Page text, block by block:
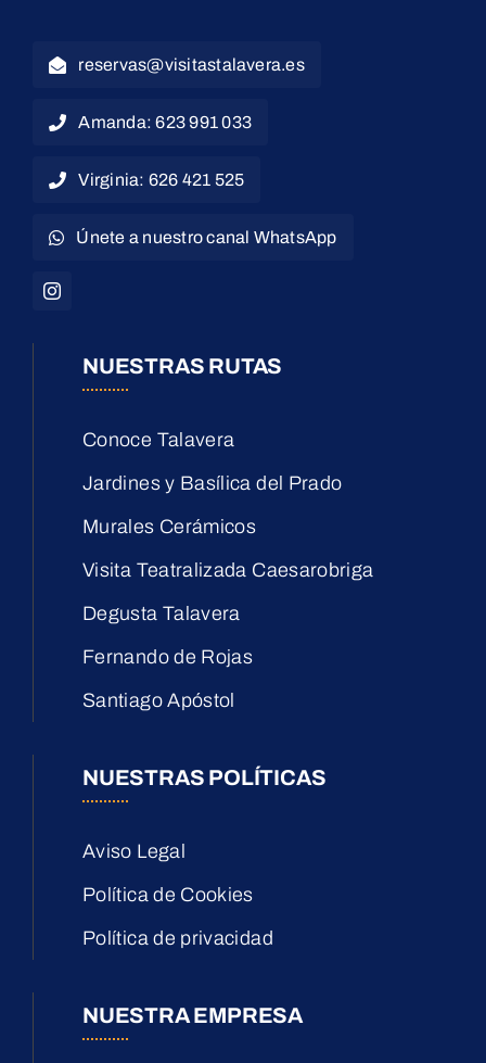
reservas@visitastalavera.es
Amanda: 623 991 033
Virginia: 626 421 525
Únete a nuestro canal WhatsApp
NUESTRAS RUTAS
Conoce Talavera
Jardines y Basílica del Prado
Murales Cerámicos
Visita Teatralizada Caesarobriga
Degusta Talavera
Fernando de Rojas
Santiago Apóstol
NUESTRAS POLÍTICAS
Aviso Legal
Política de Cookies
Política de privacidad
NUESTRA EMPRESA